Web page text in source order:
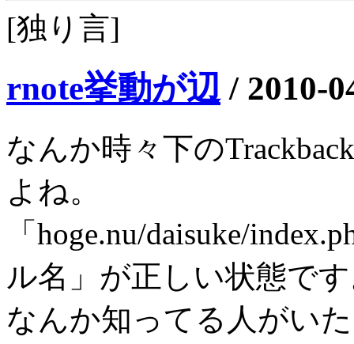
[独り言]
rnote挙動が辺/ 2010-
なんか時々下の
よね。
「hoge.nu/daisuke/
ル名」が正しい状態で
なんか知ってる人がい